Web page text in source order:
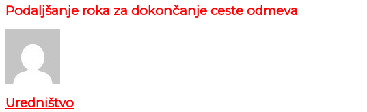
Podaljšanje roka za dokončanje ceste odmeva
Uredništvo